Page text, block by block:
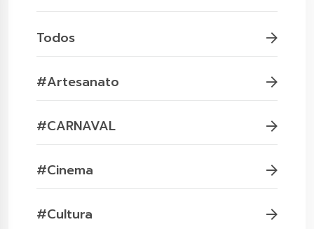
Todos
#Artesanato
#CARNAVAL
#Cinema
#Cultura